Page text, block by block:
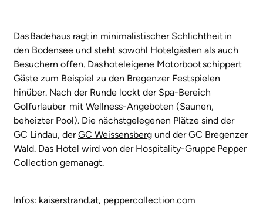
Das Badehaus ragt in minimalistischer Schlichtheit in
den Bodensee und steht sowohl Hotelgästen als auch
Besuchern offen. Das hoteleigene Motorboot schippert
Gäste zum Beispiel zu den Bregenzer Festspielen
hinüber. Nach der Runde lockt der Spa-Bereich
Golfurlauber mit Wellness-Angeboten (Saunen,
beheizter Pool). Die nächstgelegenen Plätze sind der
GC Lindau, derGC Weissensberg und der GC Bregenzer
Wald. Das Hotel wird von der Hospitality-Gruppe Pepper
Collection gemanagt.
Infos: kaiserstrand.at, peppercollection.com